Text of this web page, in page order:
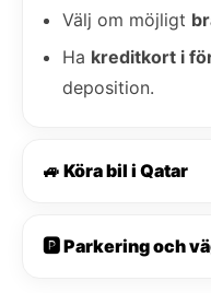
Välj om möjligt
Ha kreditkort i
deposition.
🚙 Köra bil i Qatar
🅿️ Parkering och